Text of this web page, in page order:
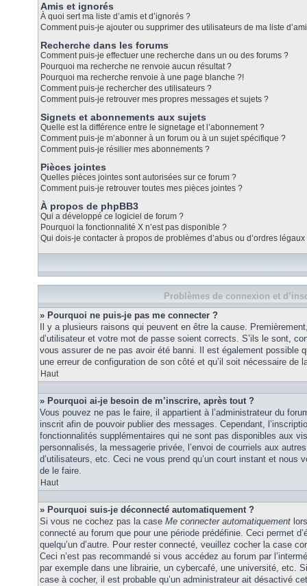
Amis et ignorés
À quoi sert ma liste d’amis et d’ignorés ?
Comment puis-je ajouter ou supprimer des utilisateurs de ma liste
Recherche dans les forums
Comment puis-je effectuer une recherche dans un ou des forums ?
Pourquoi ma recherche ne renvoie aucun résultat ?
Pourquoi ma recherche renvoie à une page blanche ?!
Comment puis-je rechercher des utilisateurs ?
Comment puis-je retrouver mes propres messages et sujets ?
Signets et abonnements aux sujets
Quelle est la différence entre le signetage et l’abonnement ?
Comment puis-je m’abonner à un forum ou à un sujet spécifique ?
Comment puis-je résilier mes abonnements ?
Pièces jointes
Quelles pièces jointes sont autorisées sur ce forum ?
Comment puis-je retrouver toutes mes pièces jointes ?
À propos de phpBB3
Qui a développé ce logiciel de forum ?
Pourquoi la fonctionnalité X n’est pas disponible ?
Qui dois-je contacter à propos de problèmes d’abus ou d’ordres
Problèmes de connexion et
» Pourquoi ne puis-je pas me connecter ?
Il y a plusieurs raisons qui peuvent en être la cause.
d’utilisateur et votre mot de passe soient corrects. S’ils le sont,
vous assurer de ne pas avoir été banni. Il est également possible
une erreur de configuration de son côté et qu’il soit nécessaire de
Haut
» Pourquoi ai-je besoin de m’inscrire, après tout ?
Vous pouvez ne pas le faire, il appartient à l’administrateur du
inscrit afin de pouvoir publier des messages. Cependant,
fonctionnalités supplémentaires qui ne sont pas disponibles aux
personnalisés, la messagerie privée, l’envoi de courriels aux
d’utilisateurs, etc. Ceci ne vous prend qu’un court instant et nous
de le faire.
Haut
» Pourquoi suis-je déconnecté automatiquement ?
Si vous ne cochez pas la case Me connecter automatiquement
connecté au forum que pour une période prédéfinie. Ceci permet
quelqu’un d’autre. Pour rester connecté, veuillez cocher la case
Ceci n’est pas recommandé si vous accédez au forum par
par exemple dans une librairie, un cybercafé, une université, etc.
case à cocher, il est probable qu’un administrateur ait désactivé